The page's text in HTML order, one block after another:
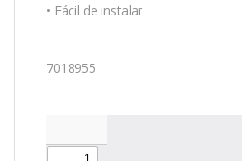
• Fácil de instalar
7018955